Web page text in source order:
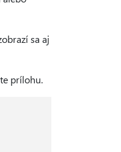
sa aj
prílohu.